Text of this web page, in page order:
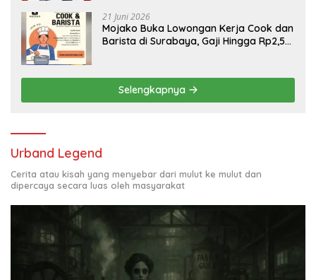
21 Juni 2026
Mojako Buka Lowongan Kerja Cook dan
Barista di Surabaya, Gaji Hingga Rp2,5
Selengkapnya
Urband Legend
Cerita atau kisah yang menyebar dari mulut ke mulut dan
dipercaya secara luas oleh masyarakat